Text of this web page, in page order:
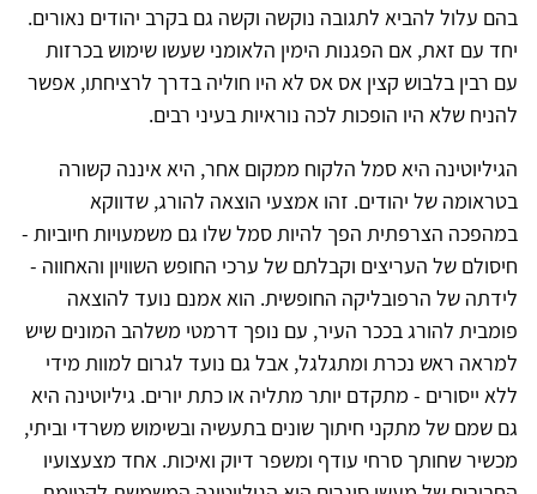
בהם עלול להביא לתגובה נוקשה וקשה גם בקרב יהודים נאורים.
יחד עם זאת, אם הפגנות הימין הלאומני שעשו שימוש בכרזות
עם רבין בלבוש קצין אס אס לא היו חוליה בדרך לרציחתו, אפשר
להניח שלא היו הופכות לכה נוראיות בעיני רבים.
הגיליוטינה היא סמל הלקוח ממקום אחר, היא איננה קשורה
בטראומה של יהודים. זהו אמצעי הוצאה להורג, שדווקא
במהפכה הצרפתית הפך להיות סמל שלו גם משמעויות חיוביות -
חיסולם של העריצים וקבלתם של ערכי החופש השוויון והאחווה -
לידתה של הרפובליקה החופשית. הוא אמנם נועד להוצאה
פומבית להורג בככר העיר, עם נופך דרמטי משלהב המונים שיש
למראה ראש נכרת ומתגלגל, אבל גם נועד לגרום למוות מידי
ללא ייסורים - מתקדם יותר מתליה או כתת יורים. גיליוטינה היא
גם שמם של מתקני חיתוך שונים בתעשיה ובשימוש משרדי וביתי,
מכשיר שחותך סרחי עודף ומשפר דיוק ואיכות. אחד מצעצועיו